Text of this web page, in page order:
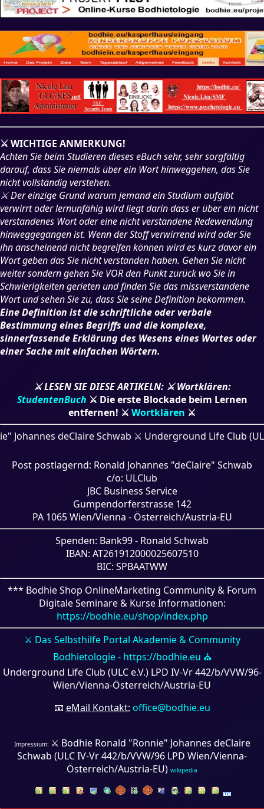
⚔ WICHTIGE ANMERKUNG!
Achten Sie beim Studieren dieses eBuch sehr, sehr sorgfältig
darauf, dass Sie niemals über ein Wort hinweggehen, das Sie
nicht vollständig verstehen.
⚔ Der einzige Grund warum jemand ein Studium aufgibt
verwirrt oder lernunfähig wird liegt darin dass er über ein nicht
verstandenes Wort oder eine nicht verstandene Redewendung
hinweggegangen ist. Wenn der Stoff verwirrend wird oder Sie
ihn anscheinend nicht begreifen können wird es kurz davor ein
Wort geben das Sie nicht verstanden haben. Gehen Sie nicht
weiter sondern gehen Sie VOR den Punkt zurück wo Sie in
Schwierigkeiten gerieten und finden Sie das missverstandene
Wort und sehen Sie zu, dass Sie seine Definition bekommen.
Eine Definition ist die schriftliche oder verbale
Bestimmung eines Begriffs und die komplexe,
sinnerfassende Erklärung des Wesens eines Wortes oder
einer Sache mit einfachen Wörtern.
⚔ LESEN SIE DIESE ARTIKELN: ⚔ Wortklären:
StudentenBuch ⚔ Die erste Blockade beim Lernen
entfernen! ⚔ Wortklären ⚔
Schwab ⚔ Underground Life Club (ULC eV LPD IV-
Post postlagernd: Ronald Johannes "deClaire" Schwab
c/o: ULClub
JBC Business Service
Gumpendorferstrasse 142
PA 1065 Wien/Vienna - Österreich/Austria-EU
Spenden: Bank99 - Ronald Schwab
IBAN: AT261912000025607510
BIC: SPBAATWW
*** Bodhie Shop OnlineMarketing Community & Forum
Digitale Seminare & Kurse Informationen:
https://bodhie.eu/shop/index.php
⚔ Das Selbsthilfe Portal Akademie & Community
Bodhietologie - https://bodhie.eu ⛪
Underground Life Club (ULC e.V.) LPD IV-Vr 442/b/VVW/96-
Wien/Vienna-Österreich/Austria-EU
📧 eMail Kontakt: office@bodhie.eu
Impressium: ⚔ Bodhie Ronald "Ronnie" Johannes deClaire
Schwab (ULC IV-Vr 442/b/VVW/96 LPD Wien/Vienna-
Österreich/Austria-EU) wikipedia